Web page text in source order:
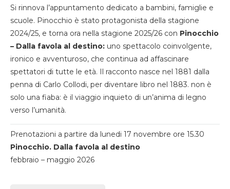
Si rinnova l’appuntamento dedicato a bambini, famiglie e
scuole. Pinocchio è stato protagonista della stagione
2024/25, e torna ora nella stagione 2025/26 con Pinocchio
– Dalla favola al destino: uno spettacolo coinvolgente,
ironico e avventuroso, che continua ad affascinare
spettatori di tutte le età. Il racconto nasce nel 1881 dalla
penna di Carlo Collodi, per diventare libro nel 1883. non è
solo una fiaba: è il viaggio inquieto di un’anima di legno
verso l’umanità.
Prenotazioni a partire da lunedi 17 novembre ore 15.30
Pinocchio. Dalla favola al destino
febbraio – maggio 2026